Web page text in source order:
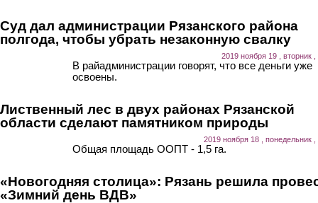
Суд дал администрации Рязанского района
полгода, чтобы убрать незаконную свалку
2019 ноября 19 , вторник ,
В райадминистрации говорят, что все деньги уже
освоены.
Лиственный лес в двух районах Рязанской
области сделают памятником природы
2019 ноября 18 , понедельник ,
Общая площадь ООПТ - 1,5 га.
«Новогодняя столица»: Рязань решила
«Зимний день ВДВ»